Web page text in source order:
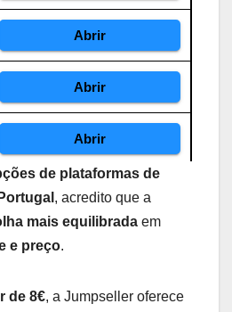
Abrir
Abrir
Abrir
Desde 9€
Desde 12€
de plataformas de
, acredito que a
mais equilibrada em
e preço.
de 8€, a Jumpseller oferece